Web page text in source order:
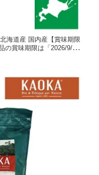
海道産 国内産【賞味期限
の賞味期限は「2026/9/2